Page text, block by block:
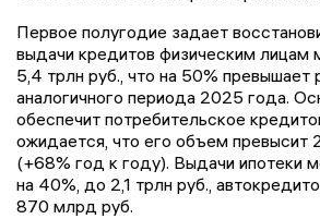
Первое полугодие задает
выдачи кредитов физическим лицам
5,4 трлн руб., что на 50% превышает
аналогичного периода 2025 года.
обеспечит потребительское
ожидается, что его объем превысит
(+68% год к году). Выдачи ипотеки
на 40%, до 2,1 трлн руб.,
870 млрд руб.